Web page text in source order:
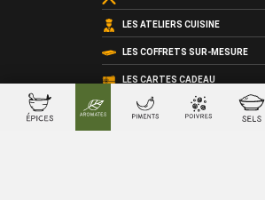
LES ATELIERS CUISINE
LES COFFRETS SUR-MESURE
LES CARTES CADEAU
QUI SOMMES-NOUS ?